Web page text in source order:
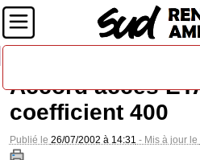
Accord accès
coefficient 400
Publié le 26/07/2002 à 14:31 - Mis à jour le